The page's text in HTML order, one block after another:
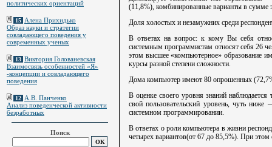
(11,8%), комбинированные варианты в сумме
Доля холостых и незамужних среди
В ответах на вопрос: к кому Вы себя
системным программистам относят себя 26
этом высшее «компьютерное» образование
курсы разной степени сложности.
Дома компьютер имеют 80 опрошенных
В оценке своего уровня знаний
свой пользовательский уровень, чуть
системном программировании.
В ответах о роли компьютера в жизни
четырех вариантов(от 67 до 85,5%). При
политических ориентаций
15 Алена Прихидько
Образ науки и стратегии
совладающего поведения у
современных ученых
13 Виктория Голованевская
Взаимосвязь особенностей «Я»
-концепции и совладающего
поведения
12 А.В. Панченко
Анализ поведенческой активности
безработных
Поиск